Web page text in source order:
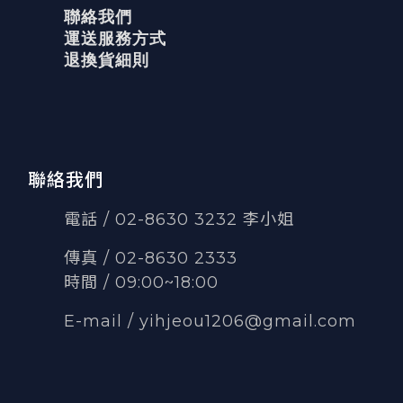
聯絡我們
運送服務方式
退換貨細則
聯絡我們
電話 / 02-8630 3232 李小姐
傳真 / 02-8630 2333
時間 / 09:00~18:00
E-mail / yihjeou1206@gmail.com